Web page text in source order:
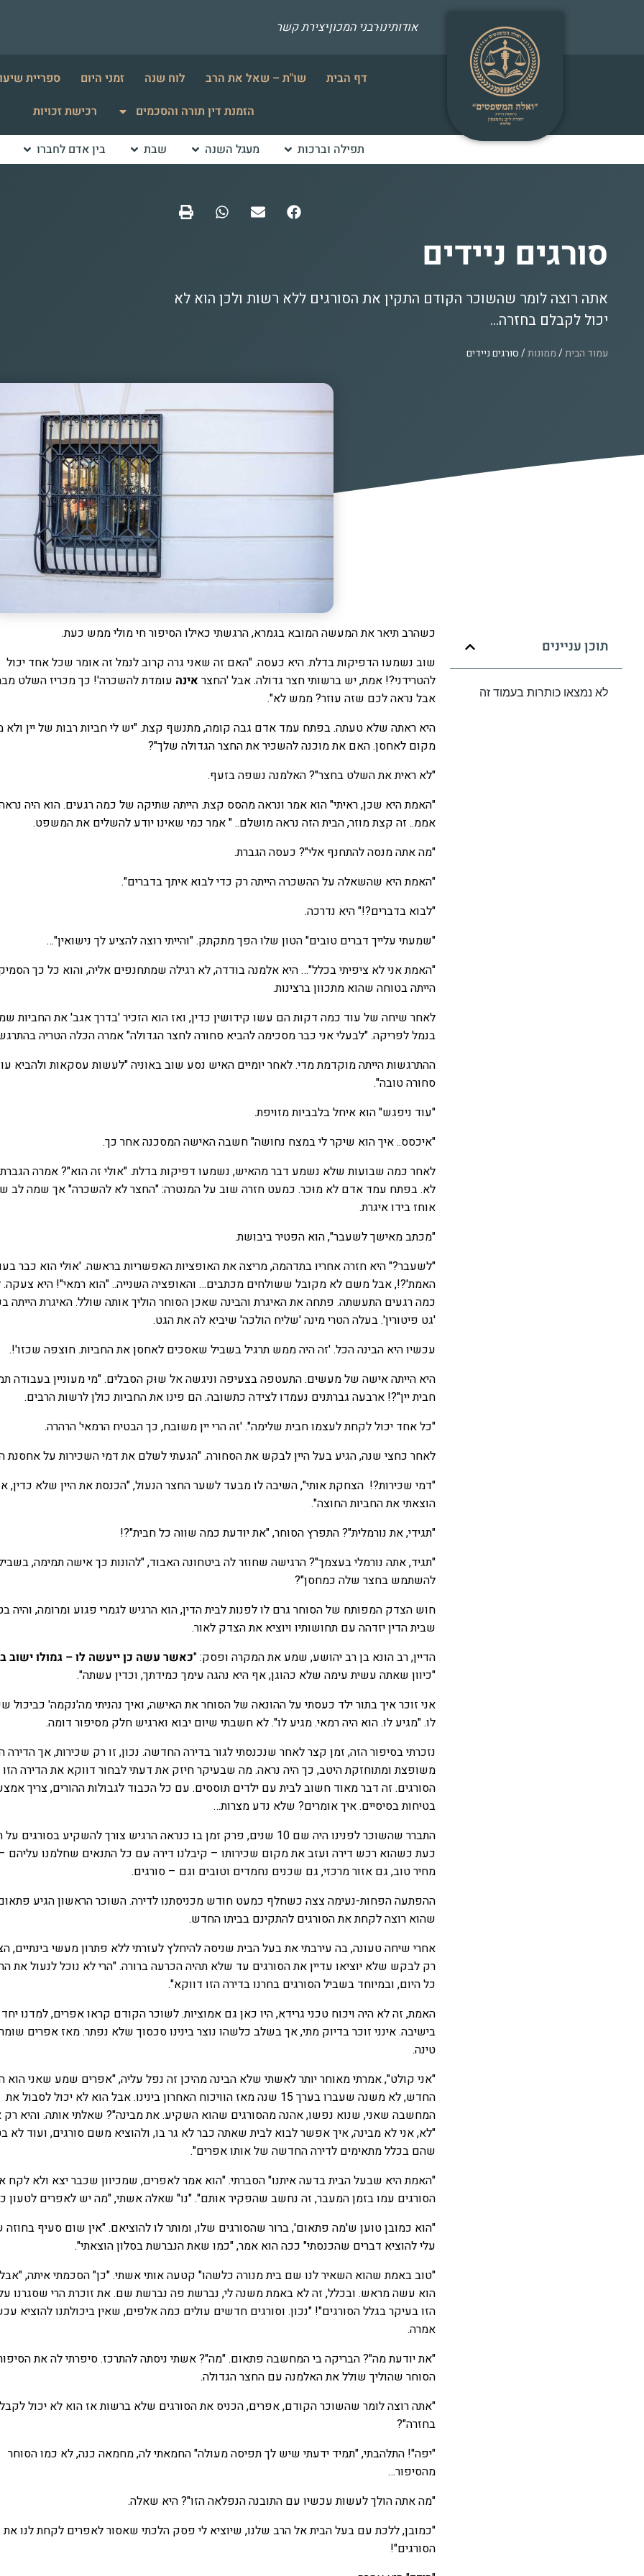
אודותינורבני המכוןיצירת קשר
דף הבית שו"ת – שאל את הרב לוח שנה זמני היום ספריית
הזמנת דין תורה והסכמים
רכישת זכויות
תפילה וברכות מעגל השנה שבת בין אדם לחברו
סורגים ניידים
אתה רוצה לומר שהשוכר הקודם התקין את הסורגים ללא רשות ולכן הוא לא
יכול לקבלם בחזרה...
עמוד הבית/ממונות/ סורגים ניידים
תוכן עניינים
לא נמצאו כותרות בעמוד זה
כשהרב תיאר את המעשה המובא בגמרא, הרגשתי כאילו הסיפור חי מולי ממש כעת.
שוב נשמעו הדפיקות בדלת. היא כעסה. "האם זה שאני גרה קרוב לנמל זה אומר שכל אחד יכול
להטרידני?! אמת, יש ברשותי חצר גדולה. אבל 'החצר אינה עומדת להשכרה'! כך מכריז השלט
אבל נראה לכם שזה עוזר? ממש לא".
היא ראתה שלא טעתה. בפתח עמד אדם גבה קומה, מתנשף קצת. "יש לי חביות רבות של יין ולא
מקום לאחסן. האם את מוכנה להשכיר את החצר הגדולה שלך"?
"לא ראית את השלט בחצר"? האלמנה נשפה בזעף.
"האמת היא שכן, ראיתי" הוא אמר ונראה מהסס קצת. הייתה שתיקה של כמה רגעים. הוא היה
אממ.. זה קצת מוזר, הבית הזה נראה מושלם.. " אמר כמי שאינו יודע להשלים את המשפט.
"מה אתה מנסה להתחנף אלי"? כעסה הגברת.
"האמת היא שהשאלה על ההשכרה הייתה רק כדי לבוא איתך בדברים".
"לבוא בדברים?!" היא נדרכה.
"שמעתי עלייך דברים טובים" הטון שלו הפך מתקתק. "והייתי רוצה להציע לך נישואין"…
"האמת אני לא ציפיתי בכלל"… היא אלמנה בודדה, לא רגילה שמתחנפים אליה, והוא כל כך
הייתה בטוחה שהוא מתכוון ברצינות.
לאחר שיחה של עוד כמה דקות הם עשו קידושין כדין, ואז הוא הזכיר 'בדרך אגב' את החביות
בנמל לפריקה. "לבעלי אני כבר מסכימה להביא סחורה לחצר הגדולה" אמרה הכלה הטריה
ההתרגשות הייתה מוקדמת מדי. לאחר יומיים האיש נסע שוב באוניה "לעשות עסקאות ולהביא
סחורה טובה".
"עוד ניפגש" הוא איחל בלבביות מזויפת.
"איכסס.. איך הוא שיקר לי במצח נחושה" חשבה האישה המסכנה אחר כך.
לאחר כמה שבועות שלא נשמע דבר מהאיש, נשמעו דפיקות בדלת. "אולי זה הוא"? אמרה
לא. בפתח עמד אדם לא מוּכר. כמעט חזרה שוב על המנטרה: "החצר לא להשכרה" אך שמה לב
אוחז בידו איגרת.
"מכתב מאישך לשעבר", הוא הפטיר ביבושת.
"לשעבר?" היא חזרה אחריו בתדהמה, מריצה את האופציות האפשריות בראשה. 'אולי הוא כבר
האמת'?!, אבל משם לא מקובל ששולחים מכתבים… והאופציה השנייה.. "הוא רמאי"! היא
כמה רגעים התעשתה. פתחה את האיגרת והבינה שאכן הסוחר הוליך אותה שולל. האיגרת הייתה
'גט פיטורין'. בעלה הטרי מינה 'שליח הולכה' שיביא לה את הגט.
עכשיו היא הבינה הכל. 'זה היה ממש תרגיל בשביל שאסכים לאחסן את החביות. חוצפה שכזו'!.
היא הייתה אישה של מעשים. התעטפה בצעיפה וניגשה אל שוּק הסבלים. "מי מעוניין בעבודה
חבית יין"?! ארבעה גברתנים נעמדו לצידה כתשובה. הם פינו את החביות כולן לרשות הרבים.
"כל אחד יכול לקחת לעצמו חבית שלימה". 'זה הרי יין משובח, כך הבטיח הרמאי' הרהרה.
לאחר כחצי שנה, הגיע בעל היין לבקש את הסחורה. "הגעתי לשלם את דמי השכירות על אחסנת
"דמי שכירות?! הצחקת אותי", השיבה לו מבעד לשער החצר הנעול, "הכנסת את היין שלא כדין,
הוצאתי את החביות החוצה".
"תגידי, את נורמלית"? התפרץ הסוחר, "את יודעת כמה שווה כל חבית"?!
"תגיד, אתה נורמלי בעצמך"? הרגישה שחוזר לה ביטחונה האבוד, "להונות כך אישה תמימה,
להשתמש בחצר שלה כמחסן"?
חוש הצדק המפותח של הסוחר גרם לו לפנות לבית הדין, הוא הרגיש לגמרי פגוע ומרומה, והיה
שבית הדין יזדהה עם תחושותיו ויוציא את הצדק לאור.
הדיין, רב הונא בן רב יהושע, שמע את המקרה ופסק: "כאשר עשה כן ייעשה לו – גמולו ישוב
"כיוון שאתה עשית עימה שלא כהוגן, אף היא נהגה עימך כמידתך, וכדין עשתה".
אני זוכר איך בתור ילד כעסתי על ההונאה של הסוחר את האישה, ואיך נהניתי מה'נקמה' כביכול
לו. "מגיע לו. הוא היה רמאי. מגיע לו". לא חשבתי שיום יבוא וארגיש חלק מסיפור דומה.
נזכרתי בסיפור הזה, זמן קצר לאחר שנכנסתי לגור בדירה החדשה. נכון, זו רק שכירות, אך הדירה
משופצת ומתוחזקת היטב, כך היה נראה. מה שבעיקר חיזק את דעתי לבחור דווקא את הדירה הזו
הסורגים. זה דבר מאוד חשוב לבית עם ילדים תוססים. עם כל הכבוד לגבולות ההורים, צריך
בטיחות בסיסיים. איך אומרים? שלא נדע מצרות…
התברר שהשוכר לפנינו היה שם 10 שנים, פרק זמן בו כנראה הרגיש צורך להשקיע
כעת כשהוא רכש דירה ועזב את מקום שכירותו – קיבלנו דירה עם כל התנאים שחלמנו עליהם
מחיר טוב, גם אזור מרכזי, גם שכנים נחמדים וטובים וגם – סורגים.
ההפתעה הפחות-נעימה צצה כשחלף כמעט חודש מכניסתנו לדירה. השוכר הראשון הגיע
שהוא רוצה לקחת את הסורגים להתקינם בביתו החדש.
אחרי שיחה טעונה, בה עירבתי את בעל הבית שניסה להיחלץ לעזרתי ללא פתרון מעשי בינתיים,
רק לבקש שלא יוציאו עדיין את הסורגים עד שלא תהיה הכרעה ברורה. "הרי לא נוכל לנעול את
כל היום, ובמיוחד בשביל הסורגים בחרנו בדירה הזו דווקא".
האמת, זה לא היה ויכוח טכני גרידא, היו כאן גם אמוציות. לשוכר הקודם קראו אפרים, למדנו יחד
בישיבה. אינני זוכר בדיוק מתי, אך בשלב כלשהו נוצר בינינו סכסוך שלא נפתר. מאז אפרים
טינה.
"אני קולט", אמרתי מאוחר יותר לאשתי שלא הבינה מהיכן זה נפל עליה, "אפרים שמע שאני הוא
החדש, לא משנה שעברו בערך 15 שנה מאז הוויכוח האחרון בינינו. אבל הוא לא יכול לסבול את
המחשבה שאני, שנוא נפשו, אהנה מהסורגים שהוא השקיע. את מבינה"? שאלתי אותה. והיא רק
"לא, אני לא מבינה, איך אפשר לבוא לבית שאתה כבר לא גר בו, ולהוציא משם סורגים, ועוד לא
שהם בכלל מתאימים לדירה החדשה של אותו אפרים".
"האמת היא שבעל הבית בדעה איתנו" הסברתי. "הוא אמר לאפרים, שמכיוון שכבר יצא ולא לקח
הסורגים עמו בזמן המעבר, זה נחשב שהפקיר אותם". "נו" שאלה אשתי, "מה יש לאפרים לטעון
"הוא כמובן טוען ש'מה פתאום', ברור שהסורגים שלו, ומותר לו להוציאם. "אין שום סעיף
עלי להוציא דברים שהכנסתי" ככה הוא אמר, "כמו שאת הנברשת בסלון הוצאתי".
"טוב באמת שהוא השאיר לנו שם בית מנורה כלשהו" קטעה אותי אשתי. "כן" הסכמתי איתה,
הוא עשה מראש. ובכלל, זה לא באמת משנה לי, נברשת פה נברשת שם. את זוכרת הרי שסגרנו
הזו בעיקר בגלל הסורגים"! "נכון. וסורגים חדשים עולים כמה אלפים, שאין ביכולתנו להוציא
אמרה.
"את יודעת מה"? הבריקה בי המחשבה פתאום. "מה"? אשתי ניסתה להתרכז. סיפרתי לה את
הסוחר שהוליך שולל את האלמנה עם החצר הגדולה.
"אתה רוצה לומר שהשוכר הקודם, אפרים, הכניס את הסורגים שלא ברשות אז הוא לא יכול
בחזרה"?
"יפה"! התלהבתי, "תמיד ידעתי שיש לך תפיסה מעולה" החמאתי לה, מחמאה כנה, לא כמו הסוחר
מהסיפור…
"מה אתה הולך לעשות עכשיו עם התובנה הנפלאה הזו"? היא שאלה.
"כמובן, ללכת עם בעל הבית אל הרב שלנו, שיוציא לי פסק הלכתי שאסור לאפרים לקחת לנו את
הסורגים"!